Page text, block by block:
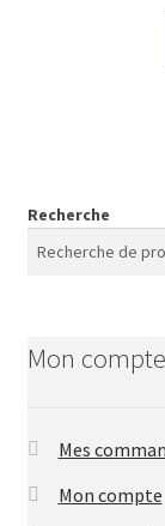
Recherche
Mon compte
Mes
Mon compte